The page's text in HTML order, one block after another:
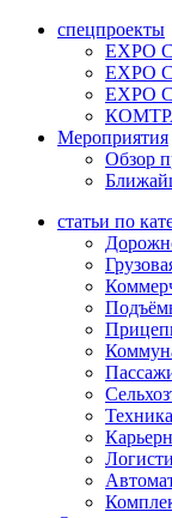
спецпроекты
EXPO
EXPO
EXPO
Мероприятия
Обзор
статьи по